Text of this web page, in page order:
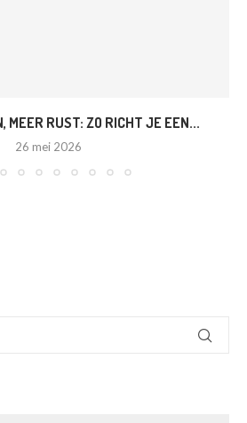
MEER RUST: ZO RICHT JE EEN...
26 mei 2026